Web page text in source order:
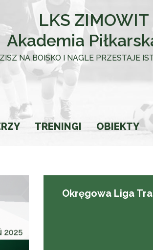
LKS
Akademia
NA BOISKO I NAGLE PRZESTAJE
TRENINGI OBIEKTY
Okręgowa Liga